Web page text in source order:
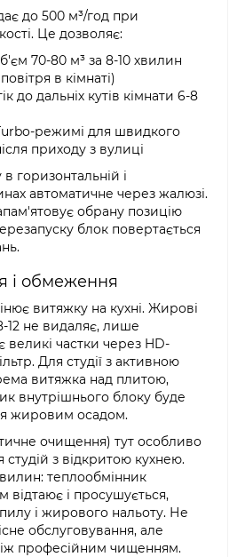
до 500 м³/год при
Це дозволяє:
70-80 м³ за 8-10 хвилин
в кімнаті)
до дальніх кутів кімнати 6-8
режимі для швидкого
приходу з вулиці
горизонтальній і
автоматичне через жалюзі.
обрану позицію
блок повертається
і обмеження
витяжку на кухні. Жирові
12 не видаляє, лише
великі частки через HD-
Для студії з активною
витяжка над плитою,
внутрішнього блоку буде
жировим осадом.
очищення) тут особливо
з відкритою кухнею.
теплообмінник
відтаює і просушується,
і жирового нальоту. Не
обслуговування, але
професійним чищенням.